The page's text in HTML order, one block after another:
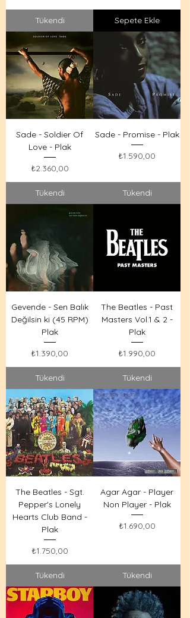
Tükendi Sepete Ekle
Sade - Soldier Of
Love - Plak
Fiyat
₺2.360,00
Tükendi
Sade - Promise - Plak
Fiyat
₺1.590,00
Tükendi
Gevende - Sen Balık
Değilsin ki (45 RPM)
Plak
Fiyat
₺1.390,00
Tükendi
The Beatles - Past
Masters Vol.1 & 2 -
Plak
Fiyat
₺1.990,00
Tükendi
The Beatles - Sgt.
Pepper's Lonely
Hearts Club Band -
Plak
Fiyat
₺1.750,00
Tükendi
Agar Agar - Player
Non Player - Plak
Fiyat
₺1.690,00
Tükendi